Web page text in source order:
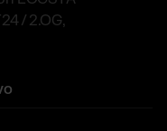
/ 2.OG,